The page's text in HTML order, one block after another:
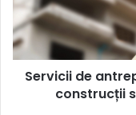
materiale
de
construcții
solicitate
Servicii de
construcții